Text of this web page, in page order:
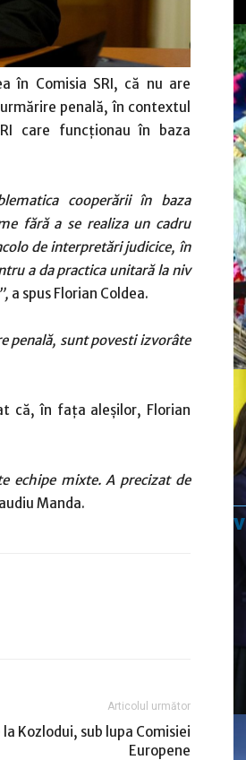
în Comisia SRI, că nu are
penală, în contextul
care funcţionau în baza
cooperării în baza
fără a se realiza un cadru
de interpretări judicice, în
a da practica unitară la niv
a spus Florian Coldea.
penală, sunt povesti izvorâte
că, în faţa aleşilor, Florian
echipe mixte. A precizat de
Manda.
Articolul următor
Kozlodui, sub lupa Comisiei
Europene